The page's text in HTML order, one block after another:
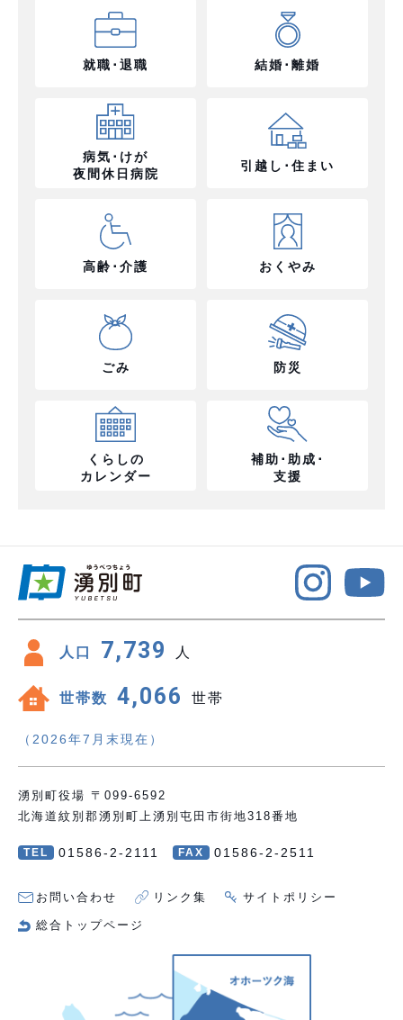
就職･退職 結婚･離婚
病気･けが
夜間休日病院
引越し･住まい
高齢･介護 おくやみ
ごみ 防災
くらしの
カレンダー
補助･助成･
支援
人口 7,739 人
世帯数 4,066 世帯
（2026年7月末現在）
湧別町役場 〒099-6592
北海道紋別郡湧別町上湧別屯田市街地318番地
TEL 01586-2-2111 FAX 01586-2-2511
お問い合わせ リンク集 サイトポリシー
総合トップページ